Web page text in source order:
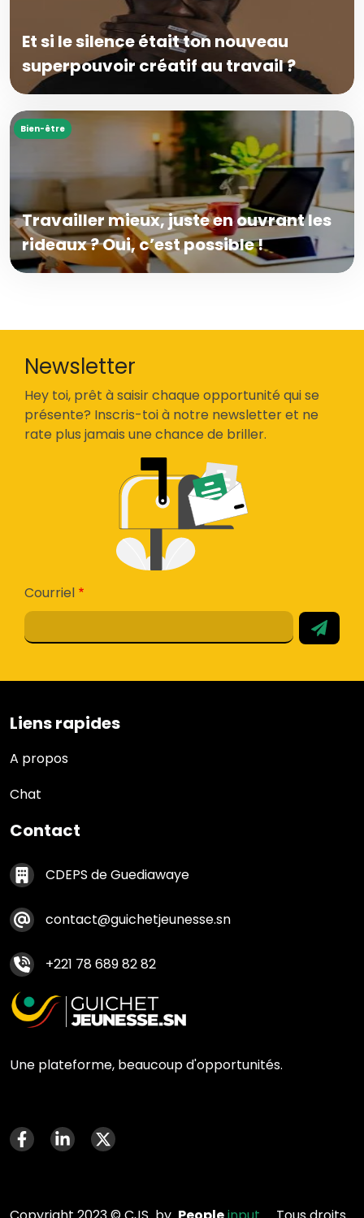
Et si le silence était ton nouveau
superpouvoir créatif au travail ?
Bien-être
Travailler mieux, juste en ouvrant les
rideaux ? Oui, c’est possible !
Newsletter
Hey toi, prêt à saisir chaque opportunité qui se
présente? Inscris-toi à notre newsletter et ne
rate plus jamais une chance de briller.
Courriel
Liens rapides
Liens rapides
A propos
Chat
Contact
Contact footer
CDEPS de Guediawaye
contact@guichetjeunesse.sn
+221 78 689 82 82
Une plateforme, beaucoup d'opportunités.
Menu social media